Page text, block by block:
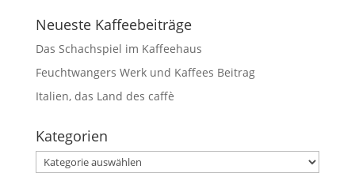
Neueste Kaffeebeiträge
Das Schachspiel im Kaffeehaus
Feuchtwangers Werk und Kaffees Beitrag
Italien, das Land des caffè
Kategorien
Kategorien